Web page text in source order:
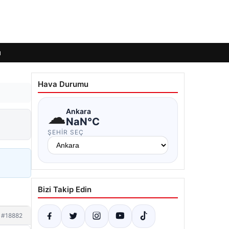
#18882
Hava Durumu
☁Ankara
NaN°C
ŞEHIR SEÇ
Bizi Takip Edin